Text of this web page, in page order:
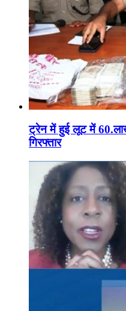
ट्रेन में हुई लूट में
गिरफ्तार